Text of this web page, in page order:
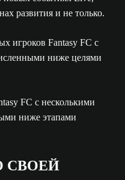
развития и не только.
СВОЕЙ